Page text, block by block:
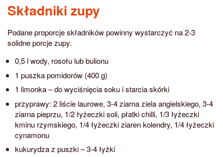
Składniki zupy
Podane proporcje składników powinny wystarczyć na 2-3
solidne porcje zupy.
0,5 l wody, rosołu lub bulionu
1 puszka pomidorów (400 g)
1 limonka – do wyciśnięcia soku i starcia skórki
przyprawy: 2 liście laurowe, 3-4 ziarna ziela angielskiego, 3-4
ziarna pieprzu, 1/2 łyżeczki soli, płatki chilli, 1/3 łyżeczki
kminu rzymskiego, 1/4 łyżeczki ziaren kolendry, 1/4 łyżeczki
cynamonu
kukurydza z puszki – 3-4 łyżki